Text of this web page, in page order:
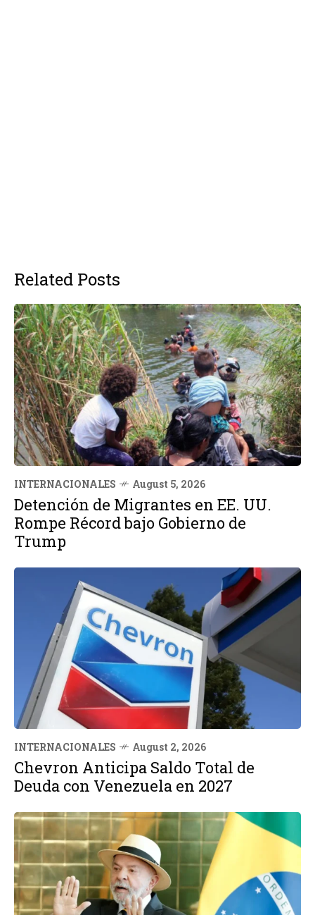
Related Posts
INTERNACIONALES August 5, 2026
Detención de Migrantes en EE. UU.
Rompe Récord bajo Gobierno de
Trump
INTERNACIONALES August 2, 2026
Chevron Anticipa Saldo Total de
Deuda con Venezuela en 2027